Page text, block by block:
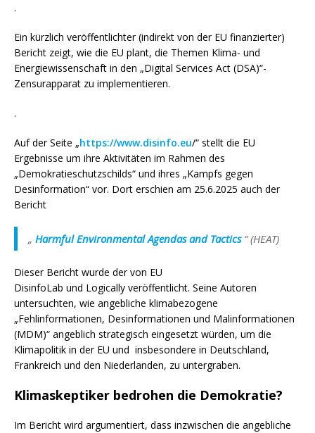
.
Ein kürzlich veröffentlichter (indirekt von der EU finanzierter)
Bericht zeigt, wie die EU plant, die Themen Klima- und
Energiewissenschaft in den „Digital Services Act (DSA)“-
Zensurapparat zu implementieren.
.
Auf der Seite „https://www.disinfo.eu/“ stellt die EU
Ergebnisse um ihre Aktivitäten im Rahmen des
„Demokratieschutzschilds“ und ihres „Kampfs gegen
Desinformation“ vor. Dort erschien am 25.6.2025 auch der
Bericht
„ Harmful Environmental Agendas and Tactics“(HEAT)
Dieser Bericht wurde der von EU
DisinfoLab und Logically veröffentlicht. Seine Autoren
untersuchten, wie angebliche klimabezogene
„Fehlinformationen, Desinformationen und Malinformationen
(MDM)“ angeblich strategisch eingesetzt würden, um die
Klimapolitik in der EU und insbesondere in Deutschland,
Frankreich und den Niederlanden, zu untergraben.
Klimaskeptiker bedrohen die Demokratie?
Im Bericht wird argumentiert, dass inzwischen die angebliche